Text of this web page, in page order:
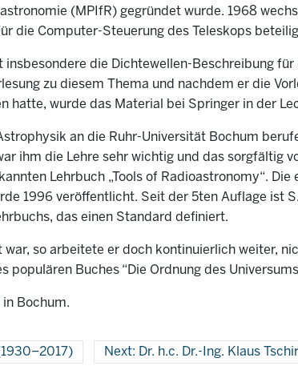
(MPIfR) gegründet wurde. 1968
die Computer-Steuerung des Teleskops
die Dichtewellen-Beschreibung
zu diesem Thema und nachdem er die
hatte, wurde das Material bei Springer in der
an die Ruhr-Universität Bochum
ihm die Lehre sehr wichtig und das sorgfältig
Lehrbuch „Tools of Radioastronomy“.
1996 veröffentlicht. Seit der 5ten Auflage ist
das einen Standard definiert.
so arbeitete er doch kontinuierlich weiter,
Buches “Die Ordnung des
Bochum.
Next: Dr. h.c. Dr.-Ing. Klaus